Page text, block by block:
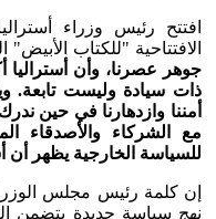
افتتح رئيس وزراء
الافتتاحية "للكتاب الأبيض"
جوهر عصرنا، وأن
ذات سيادة وليست تابعة.
أمننا وازدهارنا في حين
مع الشركاء والأصدقاء
للسياسة الخارجية يظهر أن
إن كلمة رئيس مجلس
نهج سياسة جديدة يتضمن